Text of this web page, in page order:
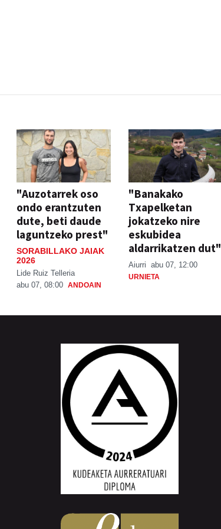
"Auzotarrek oso
ondo erantzuten
dute, beti daude
laguntzeko prest"
SORABILLAKO JAIAK
2026
Lide Ruiz Telleria
abu 07, 08:00 ANDOAIN
"Banakako
Txapelketan
jokatzeko nire
eskubidea
aldarrikatzen dut"
Aiurri abu 07, 12:00
URNIETA